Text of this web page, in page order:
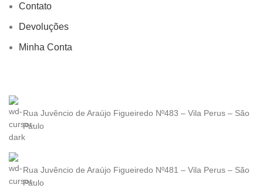
Contato
Devoluções
Minha Conta
Rua Juvêncio de Araújo Figueiredo Nº483 – Vila Perus – São
Paulo
Rua Juvêncio de Araújo Figueiredo Nº481 – Vila Perus – São
Paulo